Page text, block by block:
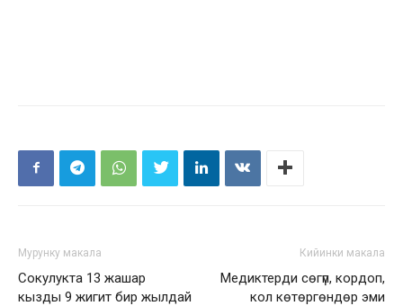
Мурунку макала
Сокулукта 13 жашар
кызды 9 жигит бир жылдай
Кийинки макала
Медиктерди сөгүп, кордоп,
кол көтөргөндөр эми